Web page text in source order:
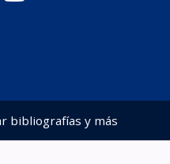
bibliografías y más